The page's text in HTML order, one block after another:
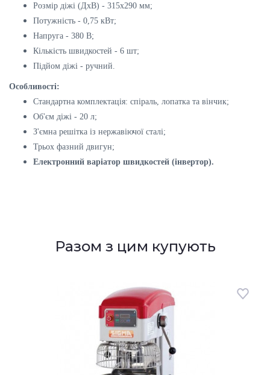
Розмір діжі (ДхВ) - 315x290 мм;
Потужність - 0,75 кВт;
Напруга - 380 В;
Кількість швидкостей - 6 шт;
Підйом діжі - ручний.
Особливості:
Стандартна комплектація: спіраль, лопатка та вінчик;
Об'єм діжі - 20 л;
З'ємна решітка із нержавіючої сталі;
Трьох фазний двигун;
Електронний варіатор швидкостей (інвертор).
Разом з цим купують